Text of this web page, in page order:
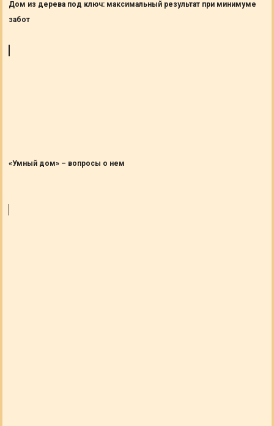
Дом из дерева под ключ: максимальный результат при минимуме
забот
«Умный дом» – вопросы о нем